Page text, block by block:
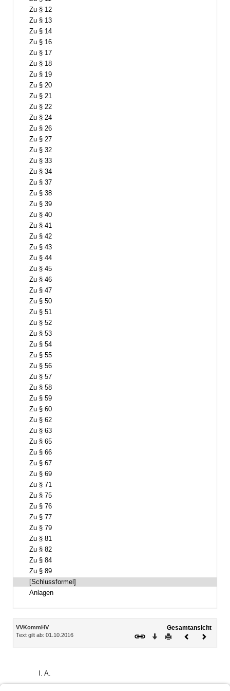
Zu § 12
Zu § 13
Zu § 14
Zu § 16
Zu § 17
Zu § 18
Zu § 19
Zu § 20
Zu § 21
Zu § 22
Zu § 24
Zu § 26
Zu § 27
Zu § 32
Zu § 33
Zu § 34
Zu § 37
Zu § 38
Zu § 39
Zu § 40
Zu § 41
Zu § 42
Zu § 43
Zu § 44
Zu § 45
Zu § 46
Zu § 47
Zu § 50
Zu § 51
Zu § 52
Zu § 53
Zu § 54
Zu § 55
Zu § 56
Zu § 57
Zu § 58
Zu § 59
Zu § 60
Zu § 62
Zu § 63
Zu § 65
Zu § 66
Zu § 67
Zu § 69
Zu § 71
Zu § 75
Zu § 76
Zu § 77
Zu § 79
Zu § 81
Zu § 82
Zu § 84
Zu § 89
[Schlussformel]
Anlagen
Inhalt
VVKommHV
Text gilt ab: 01.10.2016
Gesamtansicht
Download
DruckenVorheriges
I. A.